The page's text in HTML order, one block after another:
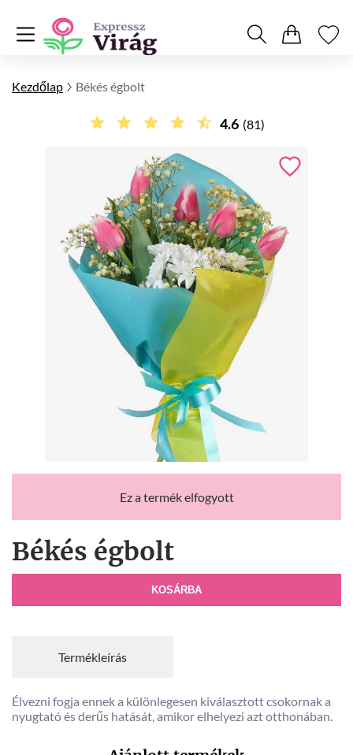
Kezdőlap Békés égbolt
4.6 (81)
Ez a termék elfogyott
Békés égbolt
KOSÁRBA
Termékleírás
Élvezni fogja ennek a különlegesen kiválasztott csokornak a
nyugtató és derűs hatását, amikor elhelyezi azt otthonában.